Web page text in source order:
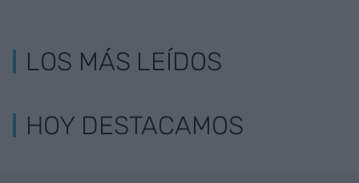
LOS MÁS LEÍDOS
HOY DESTACAMOS